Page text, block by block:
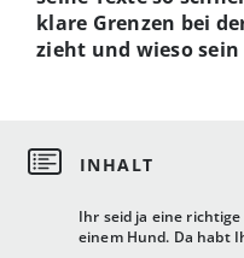
Ihr seid ja eine
einem Hund. Da habt
klare Grenzen bei
zieht und wieso